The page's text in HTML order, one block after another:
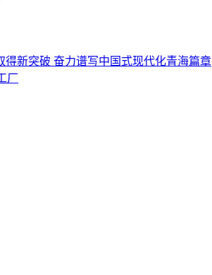
得新突破 奋力谱写中国式现代化青海篇章
厂